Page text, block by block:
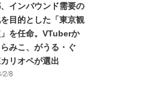
インバウンド需要の
目的とした「東京観
を任命。VTuberか
みこ、がうる・ぐ
リオペが選出
2/8